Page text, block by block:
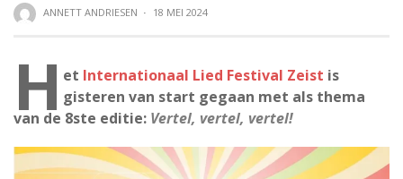
ANNETT ANDRIESEN · 18 MEI 2024
H et Internationaal Lied Festival Zeist is
gisteren van start gegaan met als thema
van de 8ste editie: Vertel, vertel, vertel!